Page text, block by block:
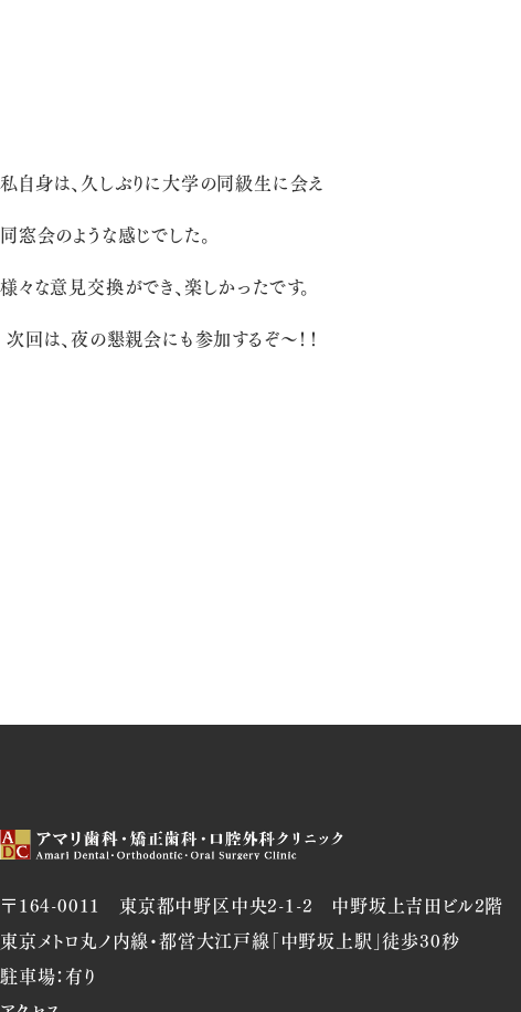
私自身は、久しぶりに大学の同級生に会え
同窓会のような感じでした。
様々な意見交換ができ、楽しかったです。
次回は、夜の懇親会にも参加するぞ～！！
〒164-0011 東京都中野区中央2-1-2 中野坂上吉田ビル2階
東京メトロ丸ノ内線･都営大江戸線「中野坂上駅」徒歩30秒
駐車場：有り